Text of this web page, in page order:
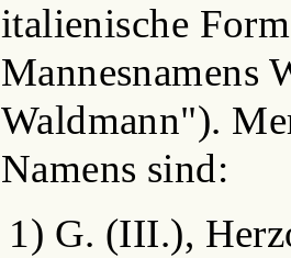
italienische
Mannesnamens
Waldmann").
Namens sind:
1) G. (III.),